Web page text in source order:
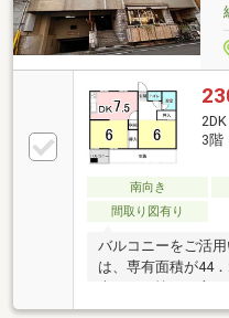
3階
南向き
間取り図有り
バルコニーをご活
は、専有面積が44
米です。忙しい方
台つきです。より